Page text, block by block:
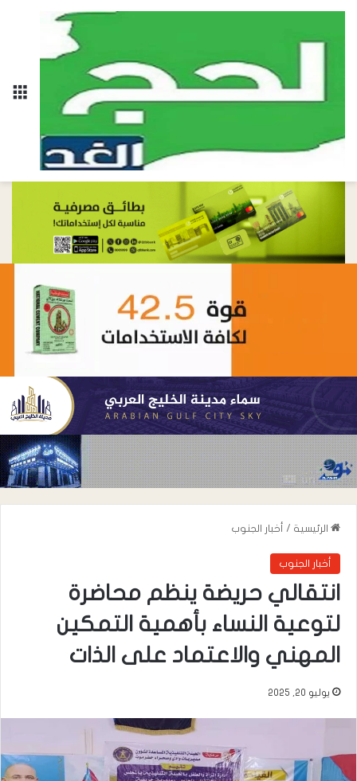
الرئيسية / أخبار الجنوب
أخبار الجنوب
انتقالي حريضة ينظم محاضرة
لتوعية النساء بأهمية التمكين
المهني والاعتماد على الذات
يوليو 20, 2025